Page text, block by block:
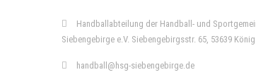
Handballabteilung der Handball- und
Siebengebirge e.V. Siebengebirgsstr. 65, 53639
handball@hsg-siebengebirge.de